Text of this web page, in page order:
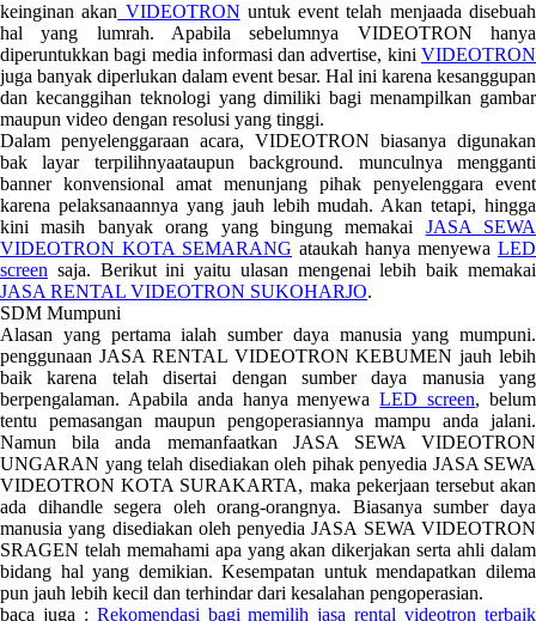
keinginan akan VIDEOTRON untuk event telah menjaada disebuah
hal yang lumrah. Apabila sebelumnya VIDEOTRON hanya
diperuntukkan bagi media informasi dan advertise, kini VIDEOTRON
juga banyak diperlukan dalam event besar. Hal ini karena kesanggupan
dan kecanggihan teknologi yang dimiliki bagi menampilkan gambar
maupun video dengan resolusi yang tinggi.
Dalam penyelenggaraan acara, VIDEOTRON biasanya digunakan
bak layar terpilihnyaataupun background. munculnya mengganti
banner konvensional amat menunjang pihak penyelenggara event
karena pelaksanaannya yang jauh lebih mudah. Akan tetapi, hingga
kini masih banyak orang yang bingung memakai JASA SEWA
VIDEOTRON KOTA SEMARANG ataukah hanya menyewa LED
screen saja. Berikut ini yaitu ulasan mengenai lebih baik memakai
JASA RENTAL VIDEOTRON SUKOHARJO.
SDM Mumpuni
Alasan yang pertama ialah sumber daya manusia yang mumpuni.
penggunaan JASA RENTAL VIDEOTRON KEBUMEN jauh lebih
baik karena telah disertai dengan sumber daya manusia yang
berpengalaman. Apabila anda hanya menyewaLED screen, belum
tentu pemasangan maupun pengoperasiannya mampu anda jalani.
Namun bila anda memanfaatkan JASA SEWA VIDEOTRON
UNGARAN yang telah disediakan oleh pihak penyedia JASA SEWA
VIDEOTRON KOTA SURAKARTA, maka pekerjaan tersebut akan
ada dihandle segera oleh orang-orangnya. Biasanya sumber daya
manusia yang disediakan oleh penyedia JASA SEWA VIDEOTRON
SRAGEN telah memahami apa yang akan dikerjakan serta ahli dalam
bidang hal yang demikian. Kesempatan untuk mendapatkan dilema
pun jauh lebih kecil dan terhindar dari kesalahan pengoperasian.
baca juga : Rekomendasi bagi memilih jasa rental videotron terbaik